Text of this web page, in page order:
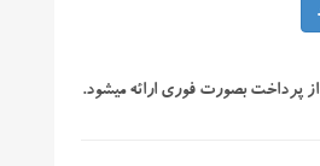
از پرداخت بصورت فوری ارائه میشود.